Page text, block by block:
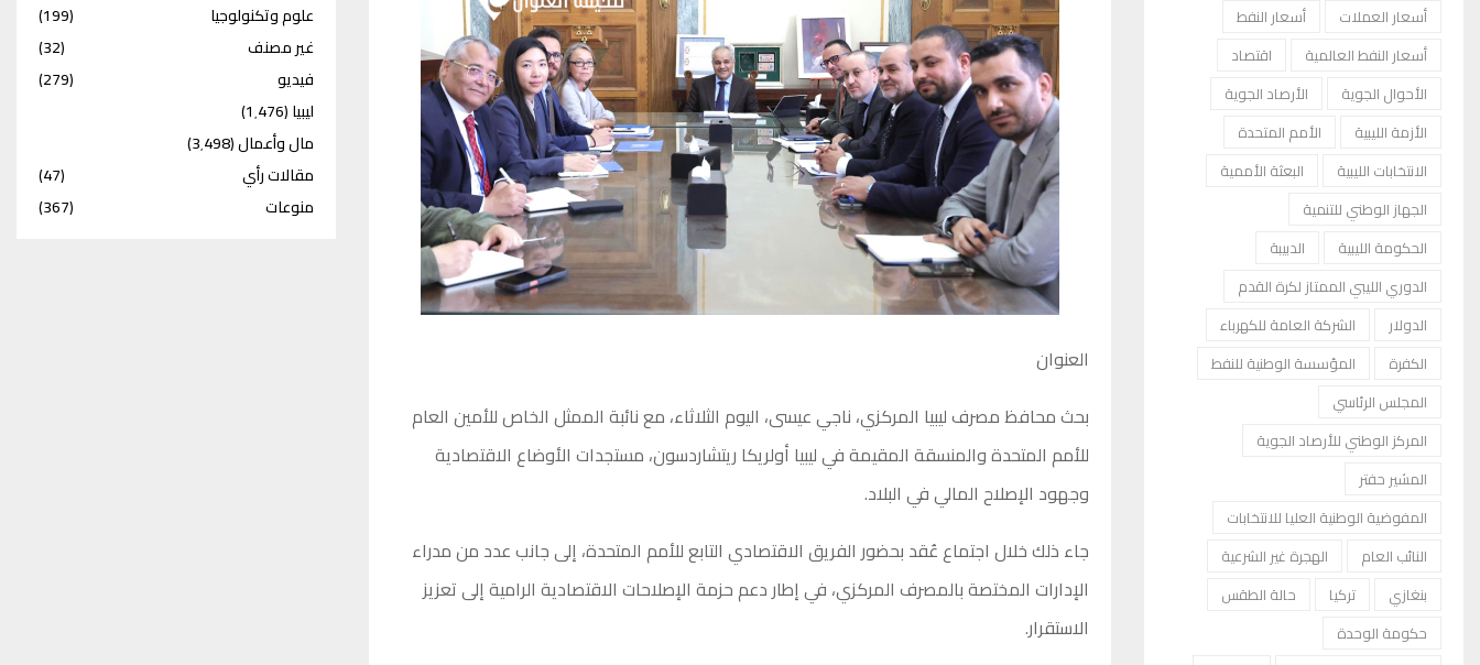
العنوان
بحث محافظ مصرف ليبيا المركزي، ناجي عيسى، اليوم الثلاثاء، مع نائبة الممثل الخاص للأمين العام
للأمم المتحدة والمنسقة المقيمة في ليبيا أولريكا ريتشاردسون، مستجدات الأوضاع الاقتصادية
وجهود الإصلاح المالي في البلاد.
جاء ذلك خلال اجتماع عُقد بحضور الفريق الاقتصادي التابع للأمم المتحدة، إلى جانب عدد من مدراء
الإدارات المختصة بالمصرف المركزي، في إطار دعم حزمة الإصلاحات الاقتصادية الرامية إلى تعزيز
الاستقرار.
أسعار العملات
أسعار النفط
أسعار النفط العالمية
اقتصاد
الأحوال الجوية
الأرصاد الجوية
الأزمة الليبية
الأمم المتحدة
الانتخابات الليبية
البعثة الأممية
الجهاز الوطني للتنمية
الحكومة الليبية
الدبيبة
الدوري الليبي الممتاز لكرة القدم
الدولار
الشركة العامة للكهرباء
الكفرة
المؤسسة الوطنية للنفط
المجلس الرئاسي
المركز الوطني للأرصاد الجوية
المشير حفتر
المفوضية الوطنية العليا للانتخابات
النائب العام
الهجرة غير الشرعية
بنغازي
تركيا
حالة الطقس
حكومة الوحدة
علوم وتكنولوجيا
(199)
غير مصنف
(32)
فيديو
(279)
ليبيا(1٬476)
مال وأعمال(3٬498)
مقالات رأي
(47)
منوعات
(367)